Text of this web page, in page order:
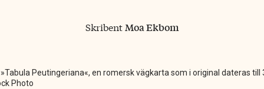
SkribentMoa Ekbom
Peutingeriana«, en romersk vägkarta som i original dateras
Photo